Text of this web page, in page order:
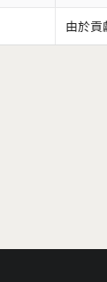
由於貢